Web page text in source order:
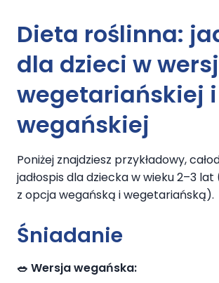
Dieta roślinna:
dla dzieci w
wegetariańskiej i
wegańskiej
Poniżej znajdziesz przykładowy,
jadłospis dla dziecka w wieku 2–3 lat
z opcja wegańską i wegetariańską).
Śniadanie
🥗 Wersja wegańska: